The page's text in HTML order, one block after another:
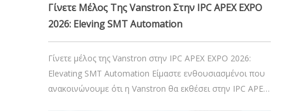
Γίνετε Μέλος Της Vanstron Στην IPC APEX EXPO
2026: Eleving SMT Automation
Γίνετε μέλος της Vanstron στην IPC APEX EXPO 2026:
Elevating SMT Automation Είμαστε ενθουσιασμένοι που
ανακοινώνουμε ότι η Vanstron θα εκθέσει στην IPC APEX